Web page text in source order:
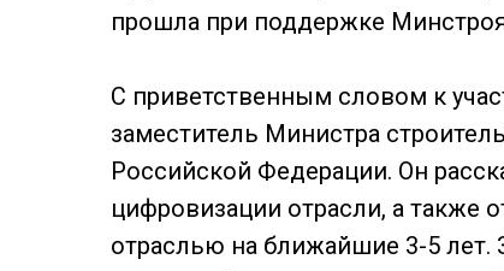
прошла при поддержке
С приветственным словом к
заместитель Министра
Российской Федерации. Он
цифровизации отрасли, а
отраслью на ближайшие 3-5